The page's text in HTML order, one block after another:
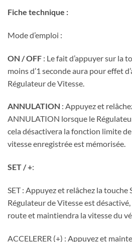
Fiche technique :
Mode d’emploi :
ON / OFF : Le fait d’appuyer sur la
moins d’1 seconde aura pour effet
Régulateur de Vitesse.
ANNULATION : Appuyez et
ANNULATION lorsque le
cela désactivera la fonction limite
vitesse enregistrée est mémorisée.
SET / +:
SET : Appuyez et relâchez la touche
Régulateur de Vitesse est
route et maintiendra la vitesse du
ACCELERER (+) : Appuyez et